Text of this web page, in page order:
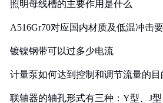
照明母线槽的主要作用是什么
A516Gr70对应国内材质及低温冲击
镀镍钢带可以过多少电流
计量泵如何达到控制和调节流量的目
联轴器的轴孔形式有三种：Y型、J